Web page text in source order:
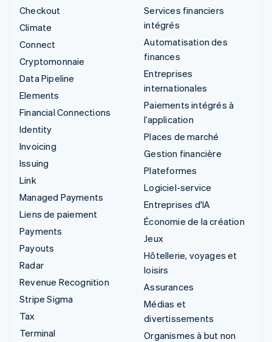
Checkout
Climate
Connect
Cryptomonnaie
Data Pipeline
Elements
Financial Connections
Identity
Invoicing
Issuing
Link
Managed Payments
Liens de paiement
Payments
Payouts
Radar
Revenue Recognition
Stripe Sigma
Tax
Terminal
Services financiers
intégrés
Automatisation des
finances
Entreprises
internationales
Paiements intégrés à
l’application
Places de marché
Gestion financière
Plateformes
Logiciel-service
Entreprises d'IA
Économie de la création
Jeux
Hôtellerie, voyages et
loisirs
Assurances
Médias et
divertissements
Organismes à but non